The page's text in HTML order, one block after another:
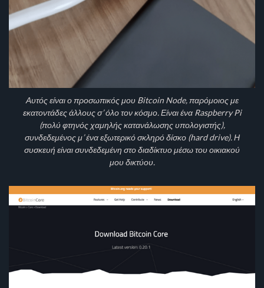
Αυτός είναι ο προσωπικός μου Bitcoin Node, παρόμοιος με
εκατοντάδες άλλους σ’ όλο τον κόσμο. Είναι ένα Raspberry Pi
(πολύ φτηνός χαμηλής κατανάλωσης υπολογιστής),
συνδεδεμένος μ’ ένα εξωτερικό σκληρό δίσκο (hard drive). Η
συσκευή είναι συνδεδεμένη στο διαδίκτυο μέσω του οικιακού
μου δικτύου.